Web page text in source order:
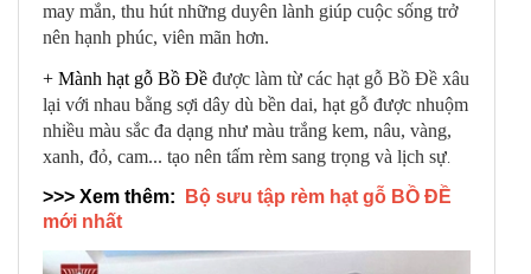
may mắn, thu hút những duyên lành giúp cuộc sống trở
nên hạnh phúc, viên mãn hơn.
+ Mành hạt gỗ Bồ Đề được làm từ các hạt gỗ Bồ Đề xâu
lại với nhau bằng sợi dây dù bền dai, hạt gỗ được nhuộm
nhiều màu sắc đa dạng như màu trắng kem, nâu, vàng,
xanh, đỏ, cam... tạo nên tấm rèm sang trọng và lịch sự.
>>> Xem thêm:
Bộ sưu tập rèm hạt gỗ BỒ ĐỀ
mới nhất